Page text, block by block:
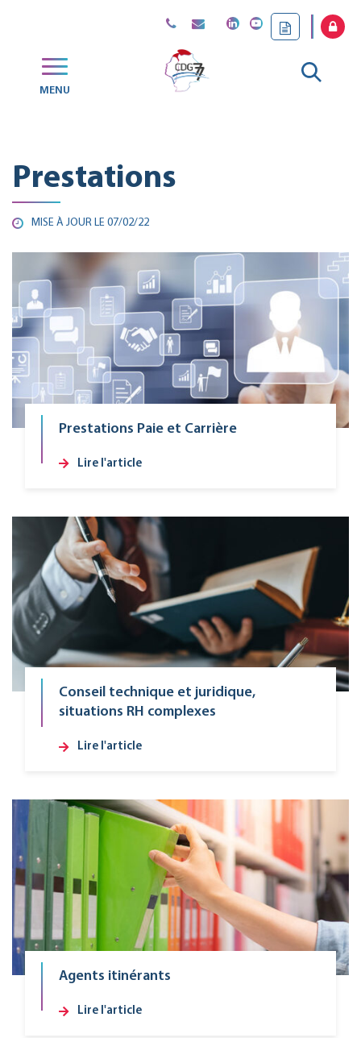
MENU
Aller
Prestations
MISE À JOUR LE 07/02/22
Prestations Paie et Carrière
Lire l'article
Conseil technique et juridique,
situations RH complexes
Lire l'article
Agents itinérants
Lire l'article